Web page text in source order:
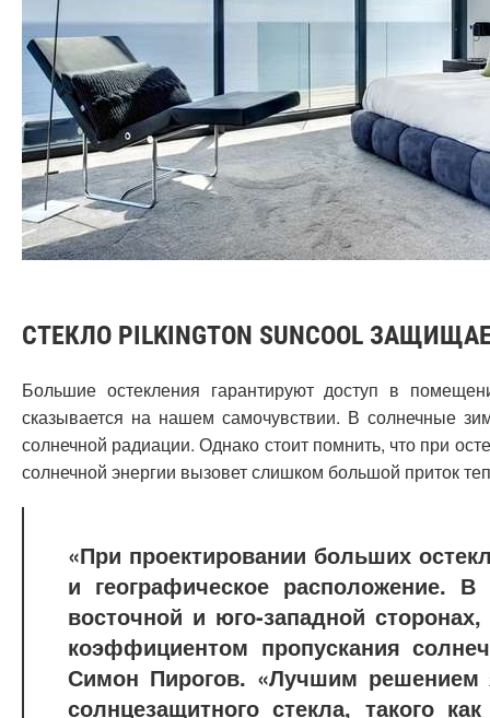
СТЕКЛО PILKINGTON SUNCOOL
Большие остекления гарантируют доступ в
сказывается на нашем самочувствии. В солнечные
солнечной радиации. Однако стоит помнить, что при
солнечной энергии вызовет слишком большой приток
«При проектировании больших
и географическое расположение.
восточной и юго-западной
коэффициентом пропускания
Симон Пирогов. «Лучшим решением
солнцезащитного стекла, такого